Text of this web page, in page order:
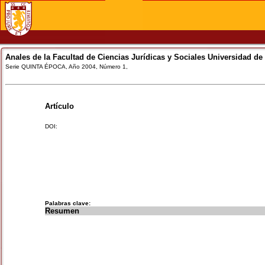
Anales de la Facultad de Ciencias Jurídicas y Sociales Universidad de
Serie QUINTA ÉPOCA, Año 2004, Número 1,
Artículo
DOI:
Palabras clave:
Resumen